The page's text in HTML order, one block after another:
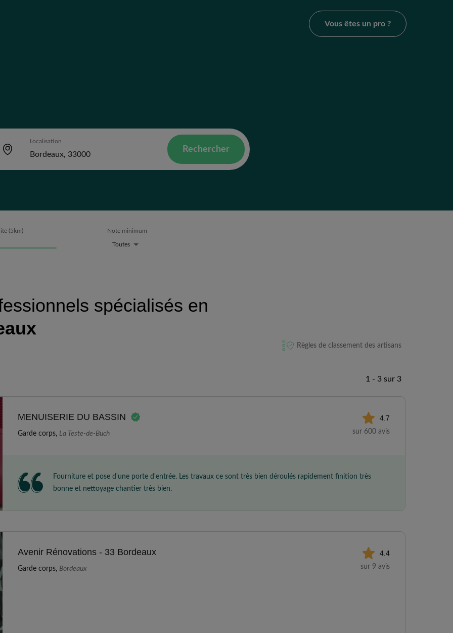
Vous êtes un pro ?
Localisation
Rechercher
(5 km) Note minimum
Toutes
spécialisés en
Règles de classement des artisans
1 - 3 sur 3
MENUISERIE DU BASSIN
Garde corps, La Teste-de-Buch
4.7
sur 600 avis
Fourniture et pose d'une porte d'entrée. Les travaux ce sont très bien déroulés rapidement finition très
bonne et nettoyage chantier très bien.
Avenir Rénovations - 33 Bordeaux
Garde corps, Bordeaux
4.4
sur 9 avis